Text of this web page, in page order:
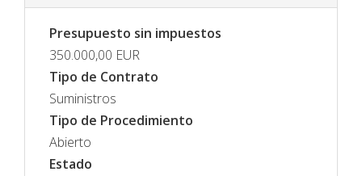
Presupuesto sin impuestos
350.000,00 EUR
Tipo de Contrato
Suministros
Tipo de Procedimiento
Abierto
Estado